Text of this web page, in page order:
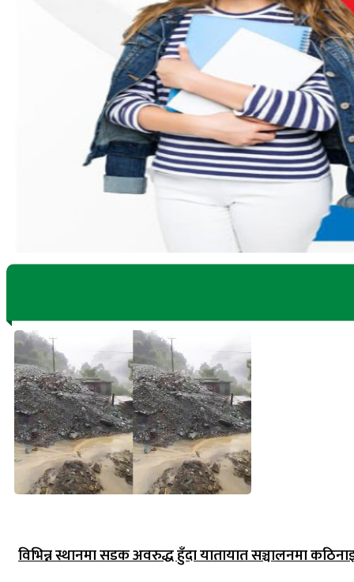
विभिन्न स्थानमा सडक अवरुद्ध हुँदा यातायात सञ्चालनमा